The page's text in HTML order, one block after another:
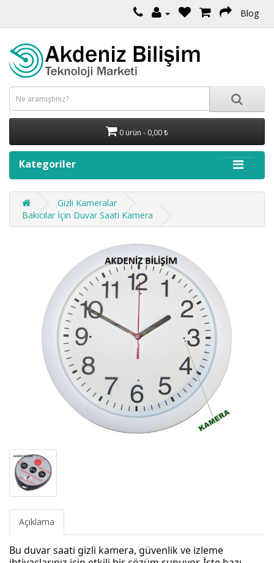
Blog
0 ürün - 0,00 ₺
Kategoriler
Gizli Kameralar
Bakıcılar İçin Duvar Saati Kamera
Açıklama
Bu duvar saati gizli kamera, güvenlik ve izleme